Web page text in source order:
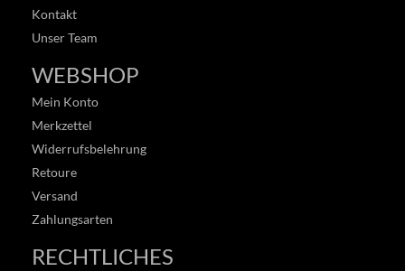
Kontakt
Unser Team
WEBSHOP
Mein Konto
Merkzettel
Widerrufsbelehrung
Retoure
Versand
Zahlungsarten
RECHTLICHES